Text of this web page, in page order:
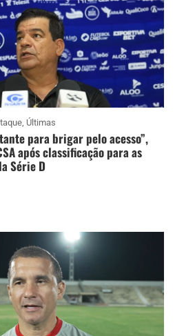
, Últimas
para brigar pelo acesso”,
após classificação para as
Série D